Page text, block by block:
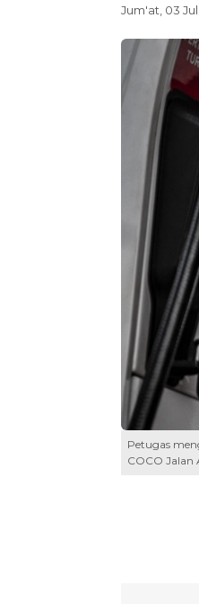
Jum'at, 03
Petugas
COCO Jalan